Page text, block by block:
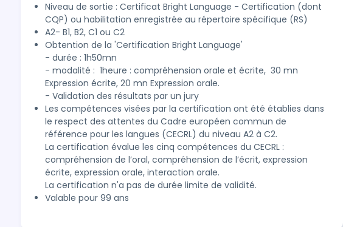
Niveau de sortie : Certificat Bright Language - Certification (dont
CQP) ou habilitation enregistrée au répertoire spécifique (RS)
A2- B1, B2, C1 ou C2
Obtention de la 'Certification Bright Language'
- durée : 1h50mn
- modalité :  1heure : compréhension orale et écrite,  30 mn
Expression écrite, 20 mn Expression orale.
- Validation des résultats par un jury
Les compétences visées par la certification ont été établies dans
le respect des attentes du Cadre européen commun de
référence pour les langues (CECRL) du niveau A2 à C2.
La certification évalue les cinq compétences du CECRL :
compréhension de l’oral, compréhension de l’écrit, expression
écrite, expression orale, interaction orale.
Valable pour 99 ans